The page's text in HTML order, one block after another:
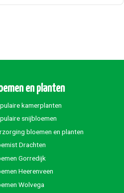
en planten
kamerplanten
snijbloemen
bloemen en planten
Drachten
Gorredijk
Heerenveen
Wolvega